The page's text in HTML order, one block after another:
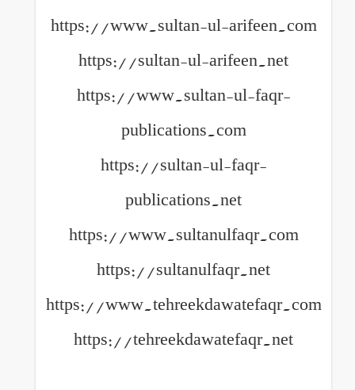
https://www.sultan-ul-arifeen.com
https://sultan-ul-arifeen.net
https://www.sultan-ul-faqr-
publications.com
https://sultan-ul-faqr-
publications.net
https://www.sultanulfaqr.com
https://sultanulfaqr.net
https://www.tehreekdawatefaqr.com
https://tehreekdawatefaqr.net